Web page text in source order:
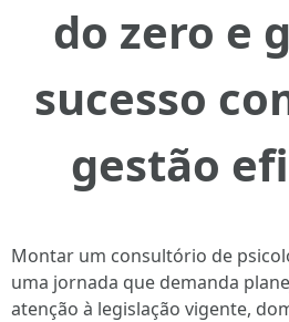
do zero e
sucesso
gestão
Montar um consultório de
uma jornada que demanda
atenção à legislação vigente,